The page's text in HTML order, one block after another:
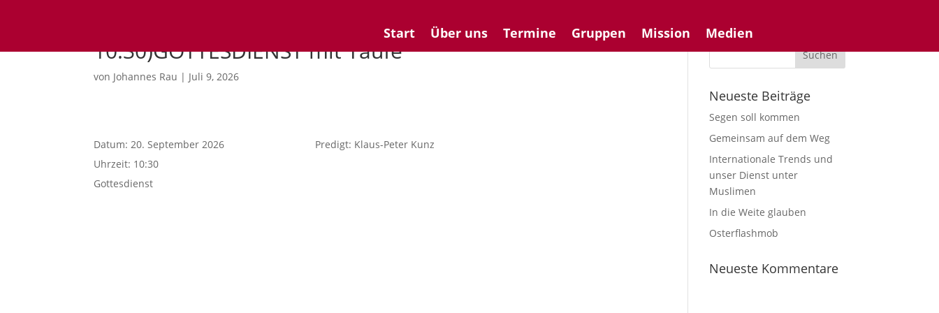
Start Über uns Termine Gruppen Mission Medien
10:30)GOTTESDIENST mit Taufe
von Johannes Rau | Juli 9, 2026
Datum:20. September 2026
Uhrzeit: 10:30
Gottesdienst
Predigt: Klaus-Peter Kunz
Neueste Beiträge
Segen soll kommen
Gemeinsam auf dem Weg
Internationale Trends und
unser Dienst unter
Muslimen
In die Weite glauben
Osterflashmob
Neueste Kommentare